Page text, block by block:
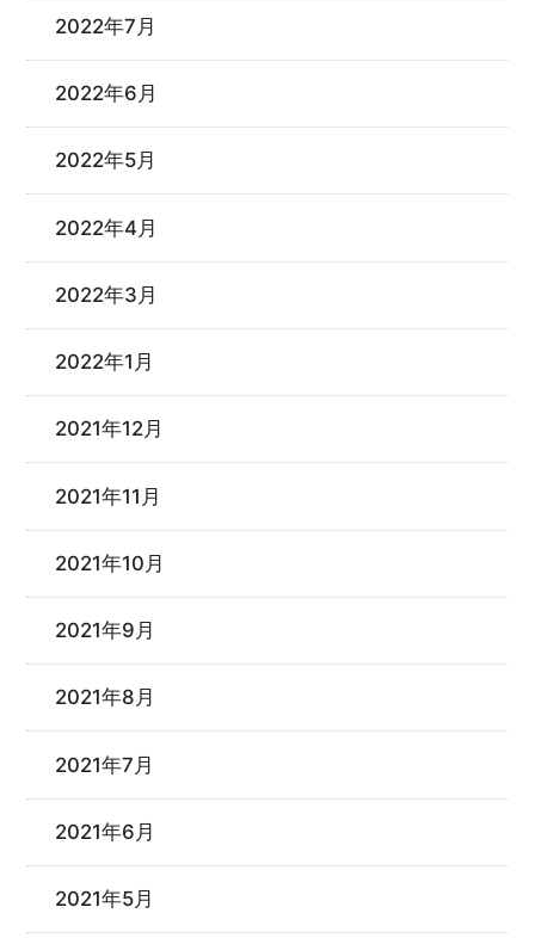
2022年7月
2022年6月
2022年5月
2022年4月
2022年3月
2022年1月
2021年12月
2021年11月
2021年10月
2021年9月
2021年8月
2021年7月
2021年6月
2021年5月